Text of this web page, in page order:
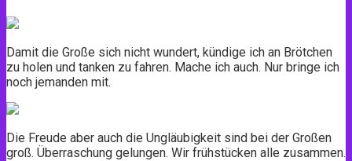
Damit die Große sich nicht wundert, kündige ich an Brötchen
zu holen und tanken zu fahren. Mache ich auch. Nur bringe ich
noch jemanden mit.
Die Freude aber auch die Ungläubigkeit sind bei der Großen
groß. Überraschung gelungen. Wir frühstücken alle zusammen.